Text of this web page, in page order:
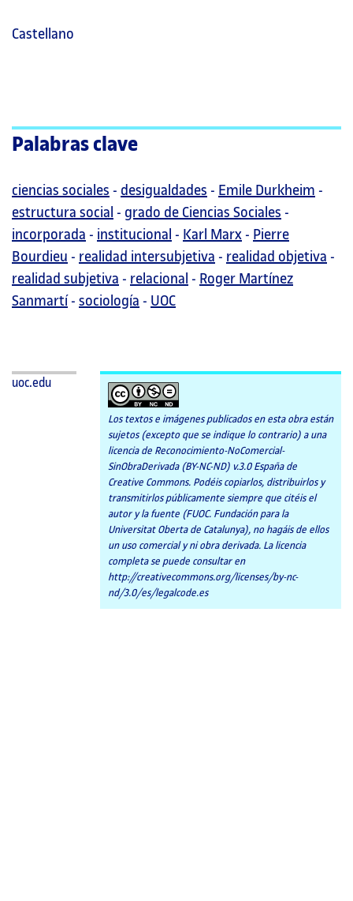
Castellano
Palabras clave
ciencias sociales - desigualdades - Emile Durkheim -
estructura social - grado de Ciencias Sociales -
incorporada - institucional - Karl Marx - Pierre
Bourdieu - realidad intersubjetiva - realidad objetiva -
realidad subjetiva - relacional - Roger Martínez
Sanmartí - sociología - UOC
uoc.edu
Los textos e imágenes publicados en esta obra están
sujetos (excepto que se indique lo contrario) a una
licencia de Reconocimiento-NoComercial-
SinObraDerivada (BY-NC-ND) v.3.0 España de
Creative Commons. Podéis copiarlos, distribuirlos y
transmitirlos públicamente siempre que citéis el
autor y la fuente (FUOC. Fundación para la
Universitat Oberta de Catalunya), no hagáis de ellos
un uso comercial y ni obra derivada. La licencia
completa se puede consultar en
http://creativecommons.org/licenses/by-nc-
nd/3.0/es/legalcode.es